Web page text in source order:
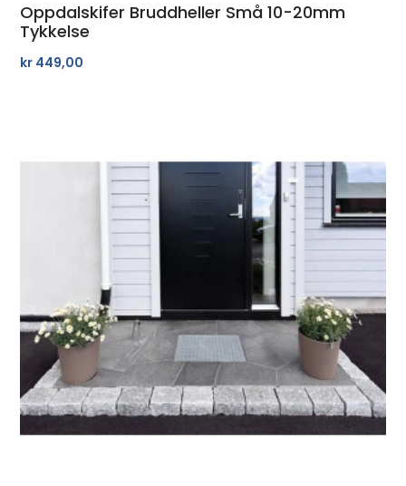
Oppdalskifer Bruddheller Små 10-20mm
Tykkelse
kr 449,00